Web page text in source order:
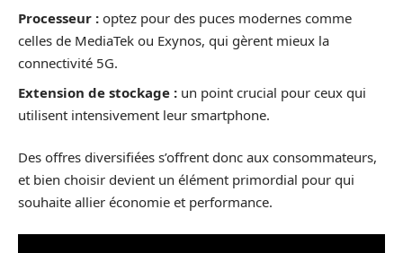
Processeur : optez pour des puces modernes comme
celles de MediaTek ou Exynos, qui gèrent mieux la
connectivité 5G.
Extension de stockage : un point crucial pour ceux qui
utilisent intensivement leur smartphone.
Des offres diversifiées s’offrent donc aux consommateurs,
et bien choisir devient un élément primordial pour qui
souhaite allier économie et performance.